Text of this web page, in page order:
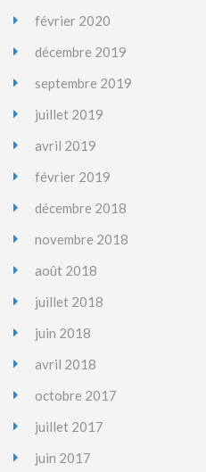
février 2020
décembre 2019
septembre 2019
juillet 2019
avril 2019
février 2019
décembre 2018
novembre 2018
août 2018
juillet 2018
juin 2018
avril 2018
octobre 2017
juillet 2017
juin 2017